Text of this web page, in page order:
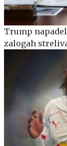
Trump
zalogah